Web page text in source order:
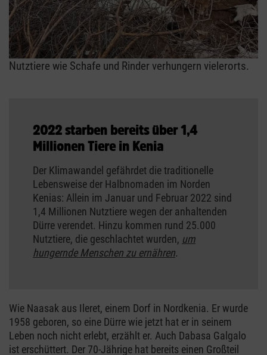
Nutztiere wie Schafe und Rinder verhungern vielerorts.
2022 starben bereits über 1,4
Millionen Tiere in Kenia
Der Klimawandel gefährdet die traditionelle
Lebensweise der Halbnomaden im Norden
Kenias: Allein im Januar und Februar 2022 sind
1,4 Millionen Nutztiere wegen der anhaltenden
Dürre verendet. Hinzu kommen rund 25.000
Nutztiere, die geschlachtet wurden, um
hungernde Menschen zu ernähren.
Wie Naasak aus Ileret, einem Dorf in Nordkenia. Er wurde
1958 geboren, so eine Dürre wie jetzt hat er in seinem
Leben noch nicht erlebt, erzählt er. Auch Dabasa Galgalo
ist erschüttert. Der 70-Jährige hat bereits einen Großteil